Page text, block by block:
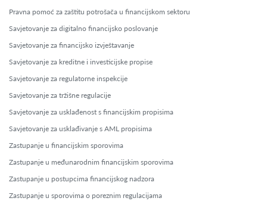
Pravna pomoć za zaštitu potrošača u financijskom sektoru
Savjetovanje za digitalno financijsko poslovanje
Savjetovanje za financijsko izvještavanje
Savjetovanje za kreditne i investicijske propise
Savjetovanje za regulatorne inspekcije
Savjetovanje za tržišne regulacije
Savjetovanje za usklađenost s financijskim propisima
Savjetovanje za usklađivanje s AML propisima
Zastupanje u financijskim sporovima
Zastupanje u međunarodnim financijskim sporovima
Zastupanje u postupcima financijskog nadzora
Zastupanje u sporovima o poreznim regulacijama